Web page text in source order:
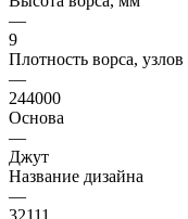
—
9
Плотность ворса,
—
244000
Основа
—
Джут
Название дизайна
—
32111